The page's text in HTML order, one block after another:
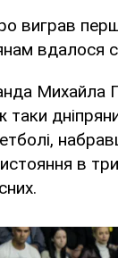
виграв
вдалося
Михайла
таки
в